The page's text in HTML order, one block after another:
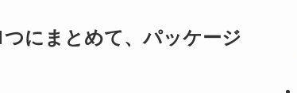
つにまとめて、パッケージ